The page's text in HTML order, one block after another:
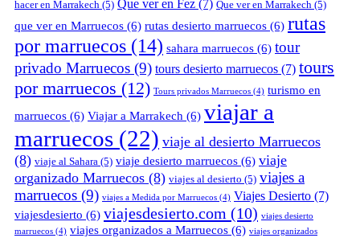
hacer en Marrakech (5) Que ver en Fez (7) Que ver en Marrakech (5)
que ver en Marruecos (6) rutas desierto marruecos (6) rutas
por marruecos (14) sahara marruecos (6) tour
privado Marruecos (9) tours desierto marruecos (7) tours
por marruecos (12) Tours privados Marruecos (4) turismo en
marruecos (6) Viajar a Marrakech (6) viajar a
marruecos (22) viaje al desierto Marruecos
(8) viaje al Sahara (5) viaje desierto marruecos (6) viaje
organizado Marruecos (8) viajes al desierto (5) viajes a
marruecos (9) viajes a Medida por Marruecos (4) Viajes Desierto (7)
viajesdesierto (6) viajesdesierto.com (10) viajes desierto
marruecos (4) viajes organizados a Marruecos (6) viajes organizados